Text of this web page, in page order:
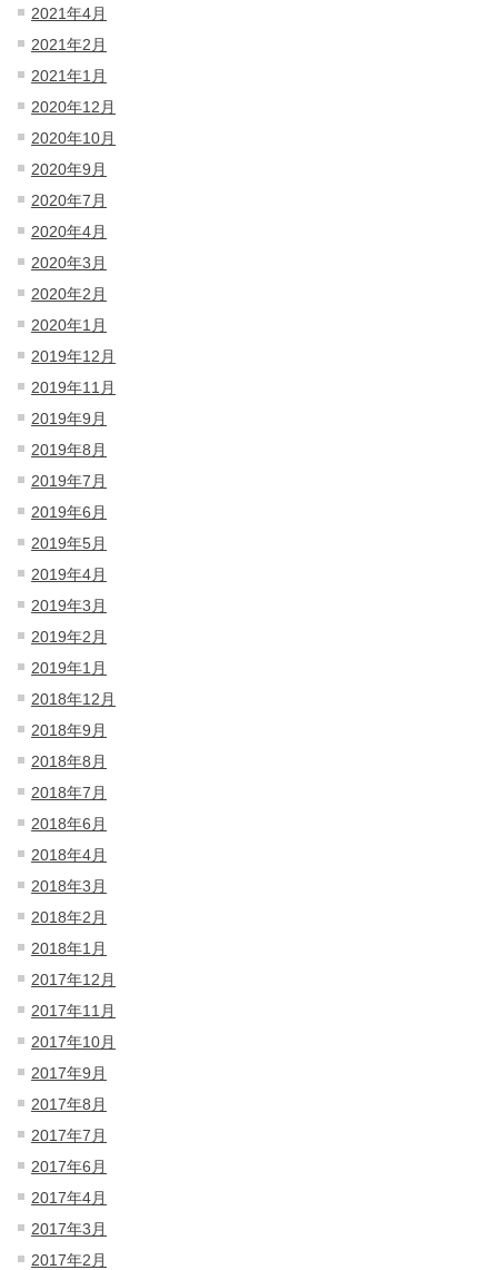
2021年4月
2021年2月
2021年1月
2020年12月
2020年10月
2020年9月
2020年7月
2020年4月
2020年3月
2020年2月
2020年1月
2019年12月
2019年11月
2019年9月
2019年8月
2019年7月
2019年6月
2019年5月
2019年4月
2019年3月
2019年2月
2019年1月
2018年12月
2018年9月
2018年8月
2018年7月
2018年6月
2018年4月
2018年3月
2018年2月
2018年1月
2017年12月
2017年11月
2017年10月
2017年9月
2017年8月
2017年7月
2017年6月
2017年4月
2017年3月
2017年2月